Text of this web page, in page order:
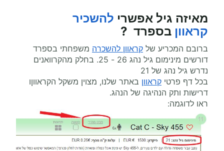
מאיזה גיל אפשרי להשכיר
קראוון בספרד ?
ברובם המכריע של קראוון להשכרה משפחתי בספרד
דורשים מינימום גיל נהג 26 - 25. בחלק מהקרוואנים
נדרש גיל נהג של 21
בכל דף פרטי קראוון באתר שלנו, מצוין משקל הקראווןו
דרישות ותק הנהיגה של הנהג.
ראו לדוגמה: